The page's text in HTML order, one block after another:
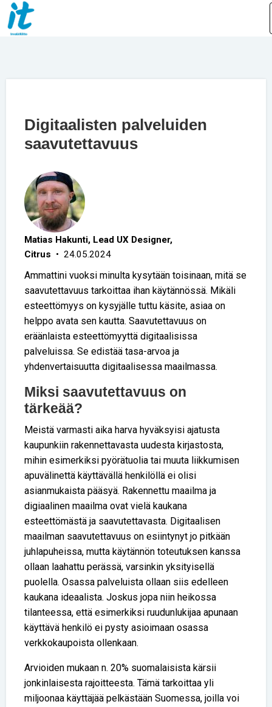
Digitaalisten palveluiden
saavutettavuus
Matias Hakunti, Lead UX Designer,
Citrus • 24.05.2024
Ammattini vuoksi minulta kysytään toisinaan, mitä se
saavutettavuus tarkoittaa ihan käytännössä. Mikäli
esteettömyys on kysyjälle tuttu käsite, asiaa on
helppo avata sen kautta. Saavutettavuus on
eräänlaista esteettömyyttä digitaalisissa
palveluissa. Se edistää tasa-arvoa ja
yhdenvertaisuutta digitaalisessa maailmassa.
Miksi saavutettavuus on
tärkeää?
Meistä varmasti aika harva hyväksyisi ajatusta
kaupunkiin rakennettavasta uudesta kirjastosta,
mihin esimerkiksi pyörätuolia tai muuta liikkumisen
apuvälinettä käyttävällä henkilöllä ei olisi
asianmukaista pääsyä. Rakennettu maailma ja
digiaalinen maailma ovat vielä kaukana
esteettömästä ja saavutettavasta. Digitaalisen
maailman saavutettavuus on esiintynyt jo pitkään
juhlapuheissa, mutta käytännön toteutuksen kanssa
ollaan laahattu perässä, varsinkin yksityisellä
puolella. Osassa palveluista ollaan siis edelleen
kaukana ideaalista. Joskus jopa niin heikossa
tilanteessa, että esimerkiksi ruudunlukijaa apunaan
käyttävä henkilö ei pysty asioimaan osassa
verkkokaupoista ollenkaan.
Arvioiden mukaan n. 20% suomalaisista kärsii
jonkinlaisesta rajoitteesta. Tämä tarkoittaa yli
miljoonaa käyttäjää pelkästään Suomessa, joilla voi